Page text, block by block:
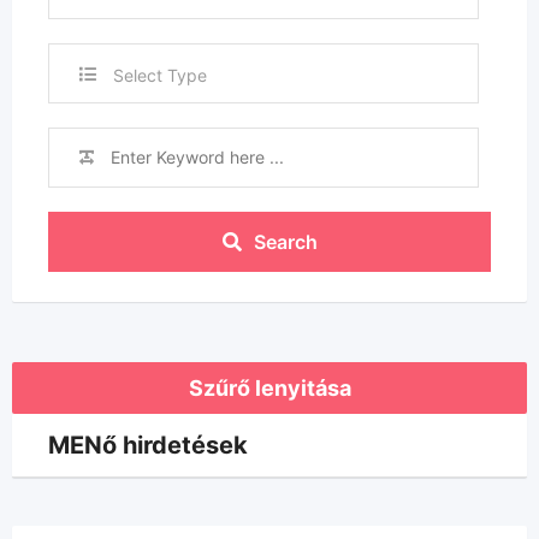
Select Type
Search
Szűrő lenyitása
MENő hirdetések